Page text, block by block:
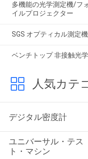
多機能の光学測定機/フ
イルプロジェクター
SGS オプティカル測定
ベンチトップ 非接触光
人気カテ
デジタル密度計
ユニバーサル・テス
ト・マシン